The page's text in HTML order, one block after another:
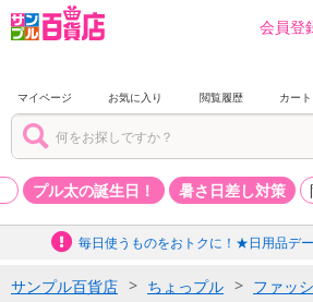
会員登
マイページ お気に入り 閲覧履歴 カート
プル太の誕生日！ 暑さ日差し対策
毎日使うものをおトクに！★日用品デ
サンプル百貨店 ちょっプル ファッ